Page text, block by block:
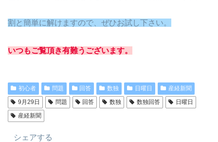
割と 簡単に解けますので、ぜひお試し下さい。
いつもご覧頂き有難うございます。
初心者 問題 回答 数独 日曜日
産経新聞
9月29日
問題 回答 数独 数独回答
日曜日
産経新聞
シェアする